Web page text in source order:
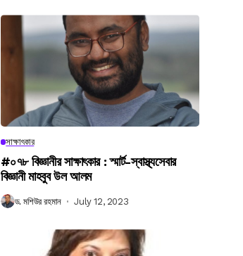
সাক্ষাৎকার
#০৭৮ বিজ্ঞানীর সাক্ষাৎকার : স্মার্ট-স্বাস্থ্যসেবার
বিজ্ঞানী মাহবুব উল আলম
ড. মশিউর রহমান July 12, 2023